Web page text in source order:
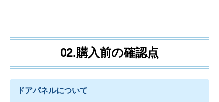
02.購入前の確認点
ドアパネルについて